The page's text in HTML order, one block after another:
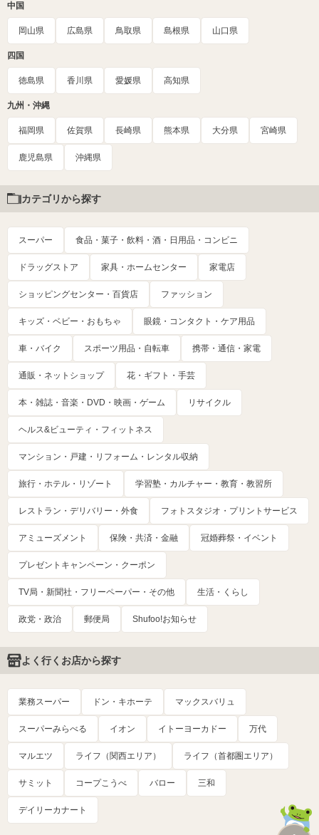
中国
岡山県 広島県 鳥取県 島根県 山口県
四国
徳島県 香川県 愛媛県 高知県
九州・沖縄
福岡県 佐賀県 長崎県 熊本県 大分県 宮崎県
鹿児島県 沖縄県
カテゴリから探す
スーパー 食品・菓子・飲料・酒・日用品・コンビニ
ドラッグストア 家具・ホームセンター 家電店
ショッピングセンター・百貨店 ファッション
キッズ・ベビー・おもちゃ 眼鏡・コンタクト・ケア用品
車・バイク スポーツ用品・自転車 携帯・通信・家電
通販・ネットショップ 花・ギフト・手芸
本・雑誌・音楽・DVD・映画・ゲーム リサイクル
ヘルス&ビューティ・フィットネス
マンション・戸建・リフォーム・レンタル収納
旅行・ホテル・リゾート 学習塾・カルチャー・教育・教習所
レストラン・デリバリー・外食 フォトスタジオ・プリントサービス
アミューズメント 保険・共済・金融 冠婚葬祭・イベント
プレゼントキャンペーン・クーポン
TV局・新聞社・フリーペーパー・その他 生活・くらし
政党・政治 郵便局 Shufoo!お知らせ
よく行くお店から探す
業務スーパー ドン・キホーテ マックスバリュ
スーパーみらべる イオン イトーヨーカドー 万代
マルエツ ライフ（関西エリア） ライフ（首都圏エリア）
サミット コープこうべ バロー 三和
デイリーカナート